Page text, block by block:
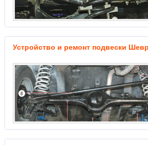
Устройство и ремонт подвески